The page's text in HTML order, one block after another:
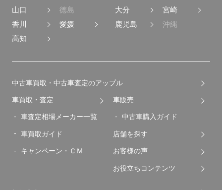
山口
徳島
香川
愛媛
高知
大分
宮崎
鹿児島
沖縄
中古車買取・中古車査定のアップル
車買取・査定
車査定相場メーカー一覧
車買取ガイド
キャンペーン・ＣＭ
車販売
中古車購入ガイド
店舗を探す
お客様の声
お役立ちコンテンツ